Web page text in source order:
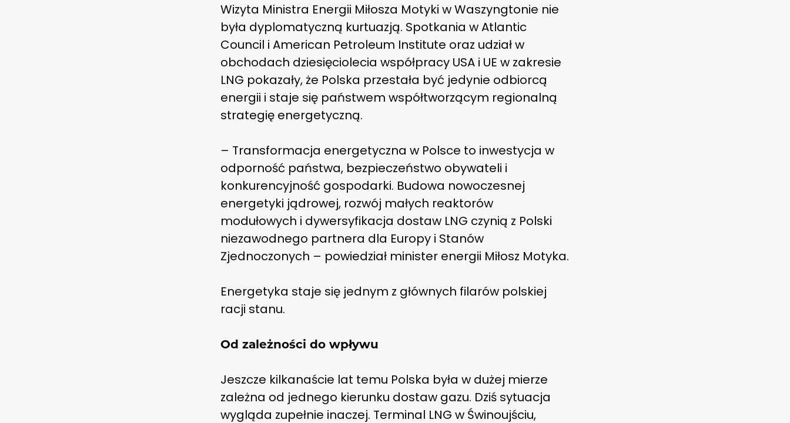
Wizyta Ministra Energii Miłosza Motyki w Waszyngtonie nie
była dyplomatyczną kurtuazją. Spotkania w Atlantic
Council i American Petroleum Institute oraz udział w
obchodach dziesięciolecia współpracy USA i UE w zakresie
LNG pokazały, że Polska przestała być jedynie odbiorcą
energii i staje się państwem współtworzącym regionalną
strategię energetyczną.
– Transformacja energetyczna w Polsce to inwestycja w
odporność państwa, bezpieczeństwo obywateli i
konkurencyjność gospodarki. Budowa nowoczesnej
energetyki jądrowej, rozwój małych reaktorów
modułowych i dywersyfikacja dostaw LNG czynią z Polski
niezawodnego partnera dla Europy i Stanów
Zjednoczonych – powiedział minister energii Miłosz Motyka.
Energetyka staje się jednym z głównych filarów polskiej
racji stanu.
Od zależności do wpływu
Jeszcze kilkanaście lat temu Polska była w dużej mierze
zależna od jednego kierunku dostaw gazu. Dziś sytuacja
wygląda zupełnie inaczej. Terminal LNG w Świnoujściu,